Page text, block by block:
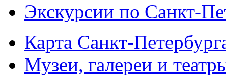
Экскурсии по Санкт-
Карта Санкт-
Музеи, галереи и